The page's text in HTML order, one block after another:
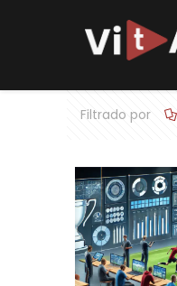
Filtrado por